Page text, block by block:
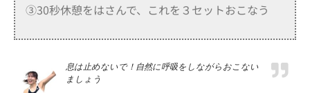
③30秒休憩をはさんで、これを３セットおこなう
息は止めないで！自然に呼吸をしながらおこない
ましょう